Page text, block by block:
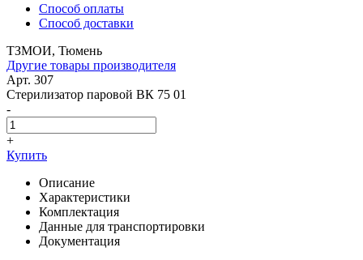
Способ оплаты
Способ доставки
ТЗМОИ, Тюмень
Другие товары производителя
Арт. 307
Стерилизатор паровой ВК 75 01
-
+
Купить
Описание
Характеристики
Комплектация
Данные для транспортировки
Документация